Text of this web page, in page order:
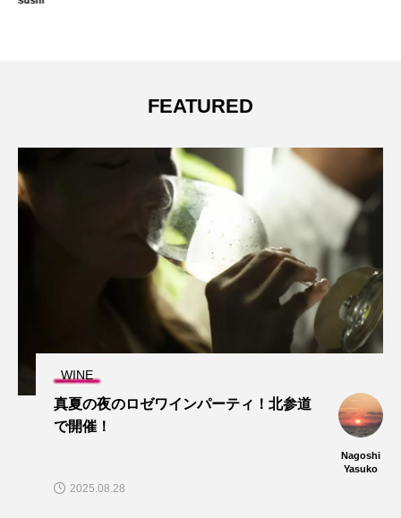
FEATURED
WINE
真夏の夜のロゼワインパーティ！北参道
で開催！
Nagoshi
Yasuko
2025.08.28